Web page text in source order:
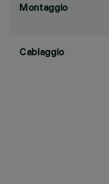
Montaggio
Cablaggio